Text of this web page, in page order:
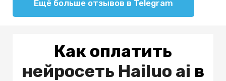
Ещё больше отзывов в Telegram
Как оплатить
нейросеть Hailuo ai в